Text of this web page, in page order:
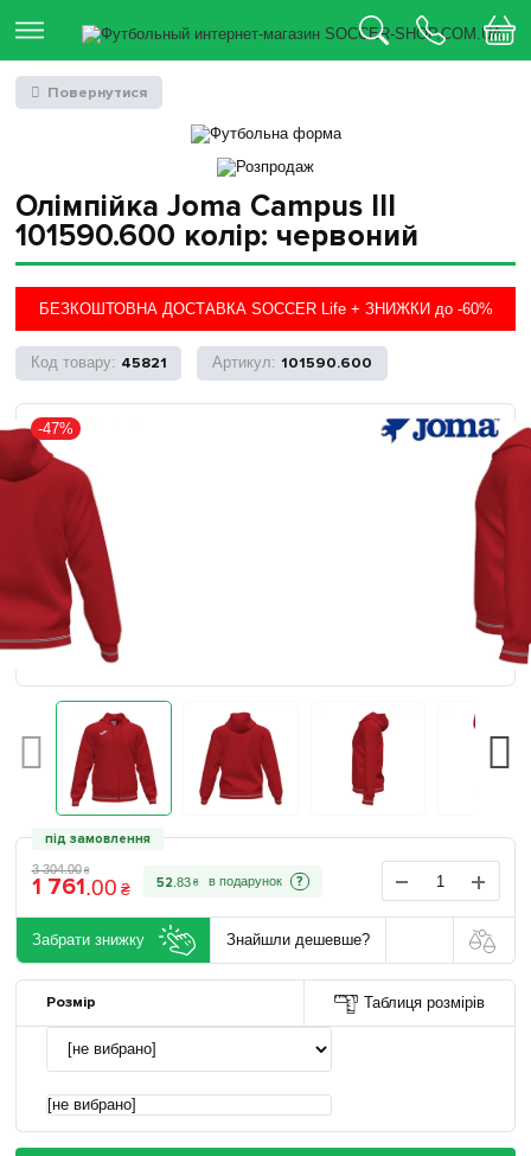
Олімпійка Joma Campus III
101590.600 колір: червоний
БЕЗКОШТОВНА ДОСТАВКА SOCCER Life + ЗНИЖКИ до -60%
45821 101590.600
-47%
під замовлення
3 304.00 ₴
1 761.00 ₴ 52 .83 ₴ ?
Забрати знижку Знайшли дешевше?
Розмір Таблиця розмірів
[не вибрано]
Повернутися